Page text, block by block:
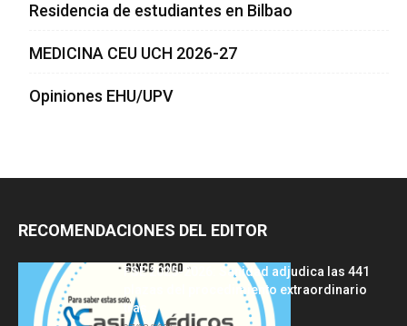
Residencia de estudiantes en Bilbao
MEDICINA CEU UCH 2026-27
Opiniones EHU/UPV
RECOMENDACIONES DEL EDITOR
FSE 2025-2026: Sanidad adjudica las 441
plazas del procedimiento extraordinario
tras...